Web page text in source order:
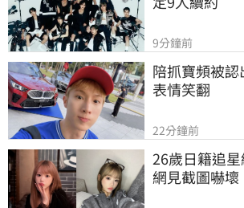
9分鐘前
陪抓寶頻被
表情笑翻
22分鐘前
26歲日籍追
網見截圖嚇壞